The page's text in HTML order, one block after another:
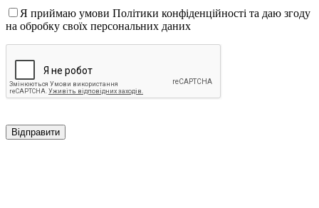
Я приймаю умови Політики конфіденційності та даю згоду
на обробку своїх персональних даних